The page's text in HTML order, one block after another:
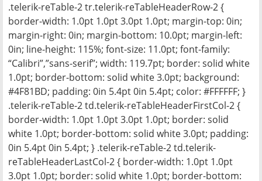
.telerik-reTable-2 tr.telerik-reTableHeaderRow-2 {
border-width: 1.0pt 1.0pt 3.0pt 1.0pt; margin-top: 0in;
margin-right: 0in; margin-bottom: 10.0pt; margin-left:
0in; line-height: 115%; font-size: 11.0pt; font-family:
“Calibri”,”sans-serif”; width: 119.7pt; border: solid white
1.0pt; border-bottom: solid white 3.0pt; background:
#4F81BD; padding: 0in 5.4pt 0in 5.4pt; color: #FFFFFF; }
.telerik-reTable-2 td.telerik-reTableHeaderFirstCol-2 {
border-width: 1.0pt 1.0pt 3.0pt 1.0pt; border: solid
white 1.0pt; border-bottom: solid white 3.0pt; padding:
0in 5.4pt 0in 5.4pt; } .telerik-reTable-2 td.telerik-
reTableHeaderLastCol-2 { border-width: 1.0pt 1.0pt
3.0pt 1.0pt; border: solid white 1.0pt; border-bottom: